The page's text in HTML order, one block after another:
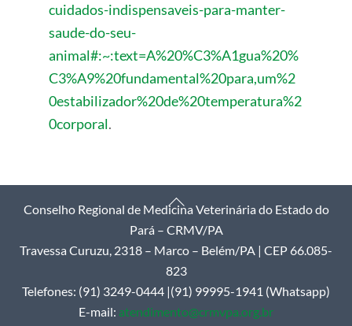
cuidados-indispensaveis-para-manter-
saude-do-seu-
animal#:~:text=A%20%C3%A1gua%20%
C3%A9%20fundamental%20para,um%2
0estabilizador%20de%20temperatura%2
0corporal.
Back
To
Top
Conselho Regional de Medicina Veterinária do Estado do
Pará – CRMV/PA
Travessa Curuzu, 2318 – Marco – Belém/PA | CEP 66.085-
823
Telefones: (91) 3249-0444 |(91) 99995-1941 (Whatsapp)
E-mail: atendimento@crmvpa.org.br